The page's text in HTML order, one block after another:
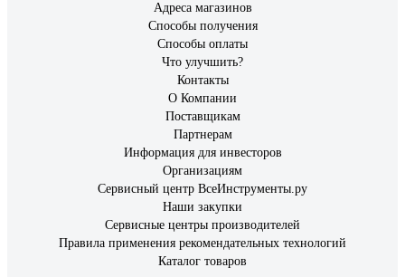
Адреса магазинов
Способы получения
Способы оплаты
Что улучшить?
Контакты
О Компании
Поставщикам
Партнерам
Информация для инвесторов
Организациям
Сервисный центр ВсеИнструменты.ру
Наши закупки
Сервисные центры производителей
Правила применения рекомендательных технологий
Каталог товаров